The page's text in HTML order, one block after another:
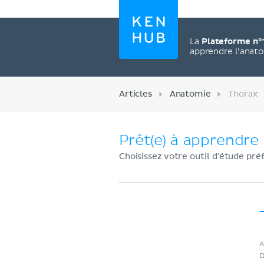
La Plateforme
apprendre
Articles Anatomie Thorax
Prêt(e) à apprendre
Choisissez votre outil d'étude